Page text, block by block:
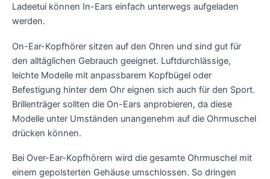
Ladeetui können In-Ears einfach unterwegs aufgeladen
werden.
On-Ear-Kopfhörer sitzen auf den Ohren und sind gut für
den alltäglichen Gebrauch geeignet. Luftdurchlässige,
leichte Modelle mit anpassbarem Kopfbügel oder
Befestigung hinter dem Ohr eignen sich auch für den Sport.
Brillenträger sollten die On-Ears anprobieren, da diese
Modelle unter Umständen unangenehm auf die Ohrmuschel
drücken können.
Bei Over-Ear-Kopfhörern wird die gesamte Ohrmuschel mit
einem gepolsterten Gehäuse umschlossen. So dringen